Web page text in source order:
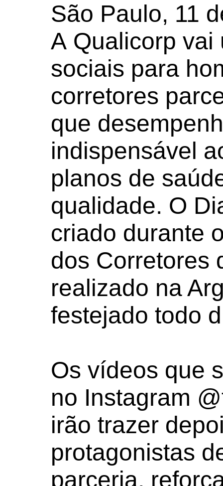
São Paulo, 11
A Qualicorp vai
sociais para
corretores
que
indispensável
planos de
qualidade. O
criado durante
dos Corretores
realizado na
festejado todo
Os vídeos que
no Instagram
irão trazer
protagonistas
parceria,